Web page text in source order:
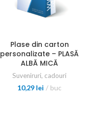
Plase din carton
personalizate – PLASĂ
ALBĂ MICĂ
Suveniruri, cadouri
10,29 lei buc